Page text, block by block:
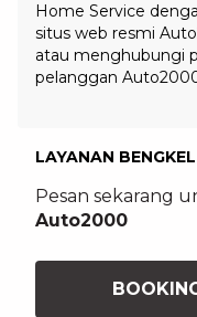
Home Service
situs web resmi
atau menghubungi
pelanggan
LAYANAN BENGKEL
Pesan sekarang
Auto2000